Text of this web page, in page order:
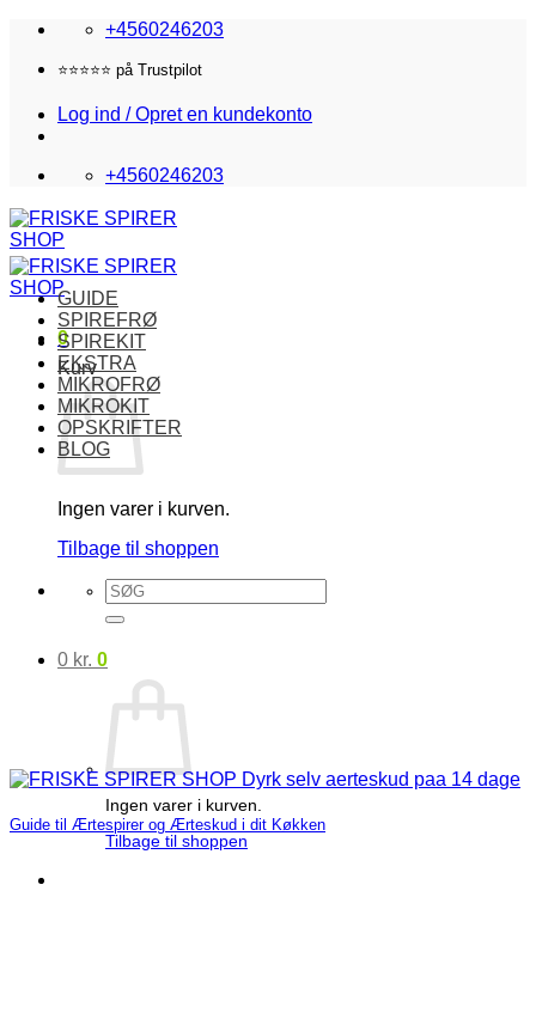
Fortsæt
indhold
+4560246203
Fri fragt i DK over 870,-
Log ind / Opret en kundekonto
+4560246203
0
Kurv
Ingen varer i kurven.
Tilbage til shoppen
Søg
efter:
0 kr. 0
Ingen varer i kurven.
Tilbage til shoppen
GUIDE
SPIREFRØ
SPIREKIT
EKSTRA
MIKROFRØ
MIKROKIT
OPSKRIFTER
BLOG
Guide til Ærtespirer og Ærteskud i dit Køkken